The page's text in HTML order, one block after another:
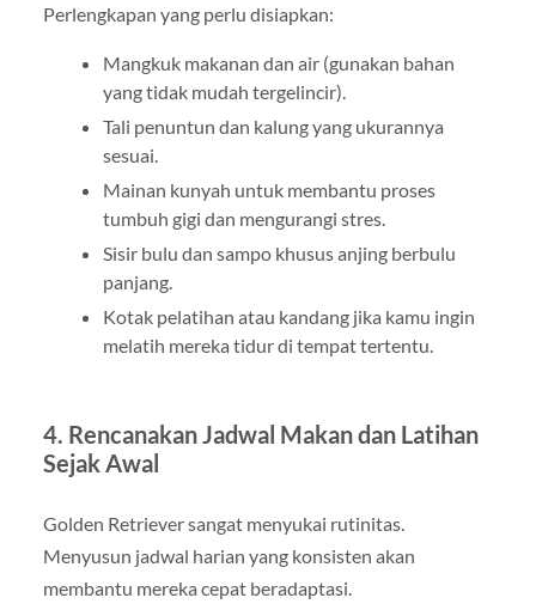
Perlengkapan yang perlu disiapkan:
Mangkuk makanan dan air (gunakan bahan
yang tidak mudah tergelincir).
Tali penuntun dan kalung yang ukurannya
sesuai.
Mainan kunyah untuk membantu proses
tumbuh gigi dan mengurangi stres.
Sisir bulu dan sampo khusus anjing berbulu
panjang.
Kotak pelatihan atau kandang jika kamu ingin
melatih mereka tidur di tempat tertentu.
4. Rencanakan Jadwal Makan dan Latihan
Sejak Awal
Golden Retriever sangat menyukai rutinitas.
Menyusun jadwal harian yang konsisten akan
membantu mereka cepat beradaptasi.